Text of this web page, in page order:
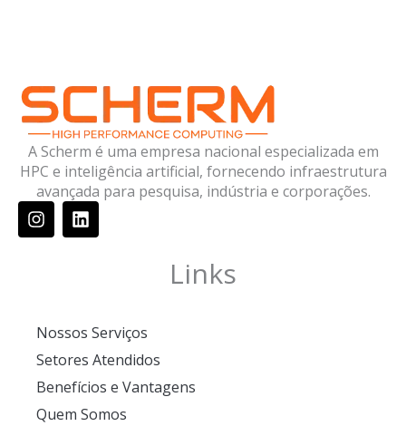
A Scherm é uma empresa nacional especializada em
HPC e inteligência artificial, fornecendo infraestrutura
avançada para pesquisa, indústria e corporações.
I
n
s
a
m
L
i
n
n
Links
Nossos Serviços
Setores Atendidos
Benefícios e Vantagens
Quem Somos